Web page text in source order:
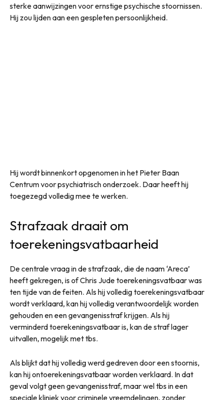
sterke aanwijzingen voor ernstige psychische stoornissen.
Hij zou lijden aan een gespleten persoonlijkheid.
Hij wordt binnenkort opgenomen in het Pieter Baan
Centrum voor psychiatrisch onderzoek. Daar heeft hij
toegezegd volledig mee te werken.
Strafzaak draait om
toerekeningsvatbaarheid
De centrale vraag in de strafzaak, die de naam ‘Areca’
heeft gekregen, is of Chris Jude toerekeningsvatbaar was
ten tijde van de feiten. Als hij volledig toerekeningsvatbaar
wordt verklaard, kan hij volledig verantwoordelijk worden
gehouden en een gevangenisstraf krijgen. Als hij
verminderd toerekeningsvatbaar is, kan de straf lager
uitvallen, mogelijk met tbs.
Als blijkt dat hij volledig werd gedreven door een stoornis,
kan hij ontoerekeningsvatbaar worden verklaard. In dat
geval volgt geen gevangenisstraf, maar wel tbs in een
speciale kliniek voor criminele vreemdelingen, zonder